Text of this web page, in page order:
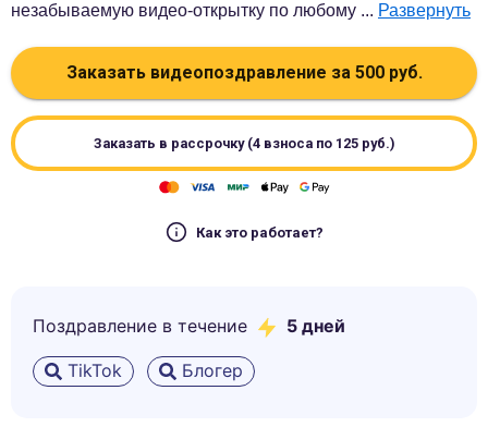
незабываемую видео-открытку по любому ... Развернуть
Заказать видеопоздравление за 500руб.
Заказать в рассрочку (4 взноса по 125руб.)
Как это работает?
Поздравление в течение 5 дней
TikTok Блогер